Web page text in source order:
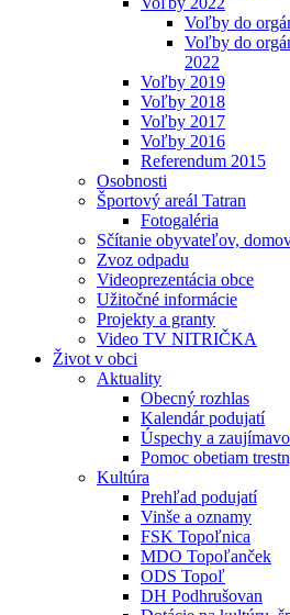
Voľby do
Voľby do
2022
Voľby 2019
Voľby 2018
Voľby 2017
Voľby 2016
Referendum 2015
Osobnosti
Športový areál Tatran
Fotogaléria
Sčítanie obyvateľov,
Zvoz odpadu
Videoprezentácia obce
Užitočné informácie
Projekty a granty
Video TV NITRIČKA
Život v obci
Aktuality
Obecný rozhlas
Kalendár podujatí
Úspechy a
Pomoc obetiam
Kultúra
Prehľad podujatí
Vinše a oznamy
FSK Topoľnica
MDO Topoľanček
ODS Topoľ
DH Podhrušovan